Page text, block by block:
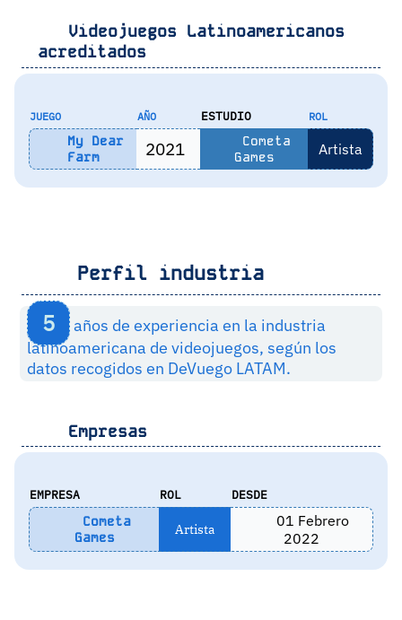
Videojuegos Latinoamericanos
acreditados
JUEGO AÑO ESTUDIO ROL
My Dear
Farm
2021
Cometa
Games
Artista
Perfil industria
5
años de experiencia en la industria
latinoamericana de videojuegos, según los
datos recogidos en DeVuego LATAM.
Empresas
EMPRESA ROL DESDE
Cometa
Games
Artista
01 Febrero
2022